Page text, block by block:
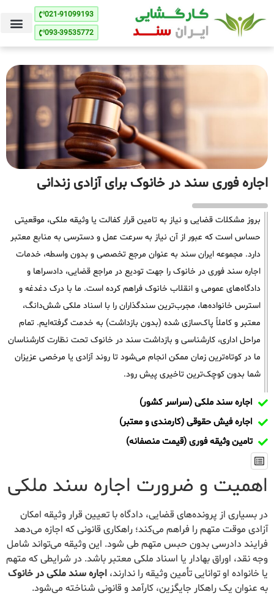
021-91099193
093-39535772
اجاره فوری سند در خانوک برای آزادی زندانی
بروز مشکلات قضایی و نیاز به تامین قرار کفالت یا وثیقه ملکی، موقعیتی
حساس است که عبور از آن نیاز به سرعت عمل و دسترسی به منابع معتبر
دارد. مجموعه ایران سند به عنوان مرجع تخصصی و بدون واسطه، خدمات
اجاره سند فوری در خانوک را جهت تودیع در مراجع قضایی، دادسراها و
دادگاه‌های عمومی و انقلاب خانوک فراهم کرده است. ما با درک دغدغه و
استرس خانواده‌ها، مجرب‌ترین سندگذاران را با اسناد ملکی شش‌دانگ،
معتبر و کاملاً پاک‌سازی شده (بدون بازداشت) به خدمت گرفته‌ایم. تمام
مراحل اداری، کارشناسی و بازداشت سند در خانوک تحت نظارت کارشناسان
ما در کوتاه‌ترین زمان ممکن انجام می‌شود تا روند آزادی یا مرخصی عزیزان
شما بدون کوچک‌ترین تاخیری پیش رود.
اجاره سند ملکی (سراسر کشور)
اجاره فیش حقوقی (کارمندی و معتبر)
تامین وثیقه فوری (قیمت منصفانه)
اهمیت و ضرورت اجاره سند ملکی
در بسیاری از پرونده‌های قضایی، دادگاه با تعیین قرار وثیقه امکان
آزادی موقت متهم را فراهم می‌کند؛ راهکاری قانونی که اجازه می‌دهد
فرایند دادرسی بدون حبس متهم طی شود. این وثیقه می‌تواند شامل
وجه نقد، اوراق بهادار یا اسناد ملکی معتبر باشد. در شرایطی که متهم
یا خانواده او توانایی تأمین وثیقه را ندارند، اجاره سند ملکی در خانوک
به عنوان یک راهکار جایگزین، کارآمد و قانونی شناخته می‌شود.